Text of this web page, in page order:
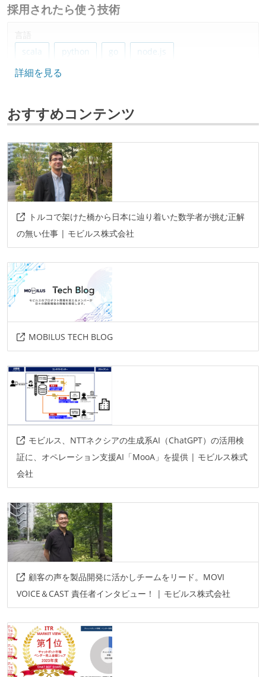
採用されたら使う技術
言語
scala
python go node.js
フレームワーク
データベース
mongodb
プロジェクト管理
bitbucket
backlog
情報共有ツール
slack
その他
amazon-web-services
aws-lambda
その他、現場で使われている技術
css
html javascript
フレームワーク
react.js
詳細を見る
おすすめコンテンツ
トルコで架けた橋から日本に辿り着いた数学者が挑む正解
の無い仕事 | モビルス株式会社
MOBILUS TECH BLOG
モビルス、NTTネクシアの生成系AI（ChatGPT）の活用検
証に、オペレーション支援AI「MooA」を提供 | モビルス株式
会社
顧客の声を製品開発に活かしチームをリード。MOVI
VOICE＆CAST 責任者インタビュー！ | モビルス株式会社